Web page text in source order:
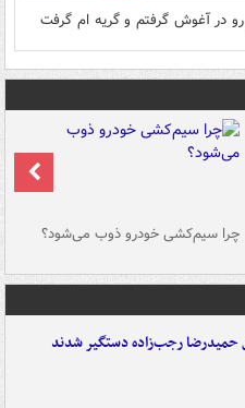
در آغوش گرفتم و گریه ام گرفت
چرا سیم‌کشی خودرو ذوب می‌شود؟